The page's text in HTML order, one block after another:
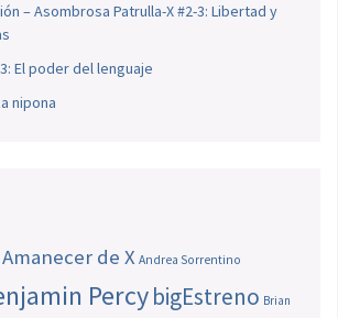
– Asombrosa Patrulla-X #2-3: Libertad y
El poder del lenguaje
nipona
Amanecer de X Andrea Sorrentino
PercybigEstreno Brian